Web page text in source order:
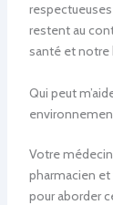
restent au
santé et notre
Qui peut
Votre
pharmacien
pour aborder